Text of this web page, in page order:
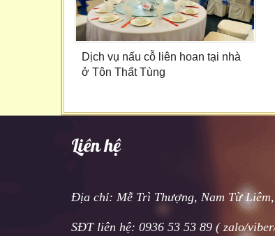
Dịch vụ nấu cỗ liên hoan tại nhà
ở Tôn Thất Tùng
Liên hệ
Địa chỉ: Mễ Trì Thượng, Nam Từ
SĐT liên hệ: 0936 53 53 89 ( zalo/